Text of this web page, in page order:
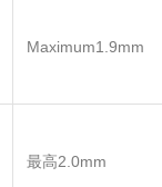
Maximum1.9mm
最高2.0mm